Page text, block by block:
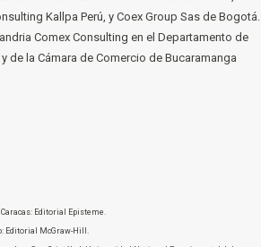
Kallpa Perú, y Coex Group Sas de Bogotá.
Comex Consulting en el Departamento de
de la Cámara de Comercio de Bucaramanga
Editorial Episteme.
Editorial McGraw-Hill.